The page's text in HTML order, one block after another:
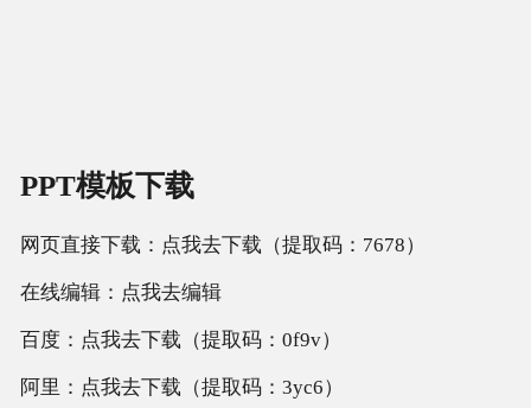
PPT模板下载
网页直接下载：点我去下载（提取码：7678）
在线编辑：点我去编辑
百度：点我去下载（提取码：0f9v）
阿里：点我去下载（提取码：3yc6）